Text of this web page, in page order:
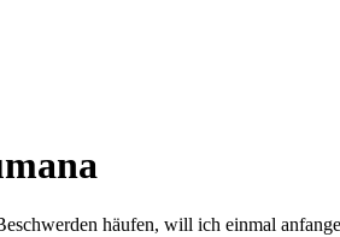
häufen, will ich einmal